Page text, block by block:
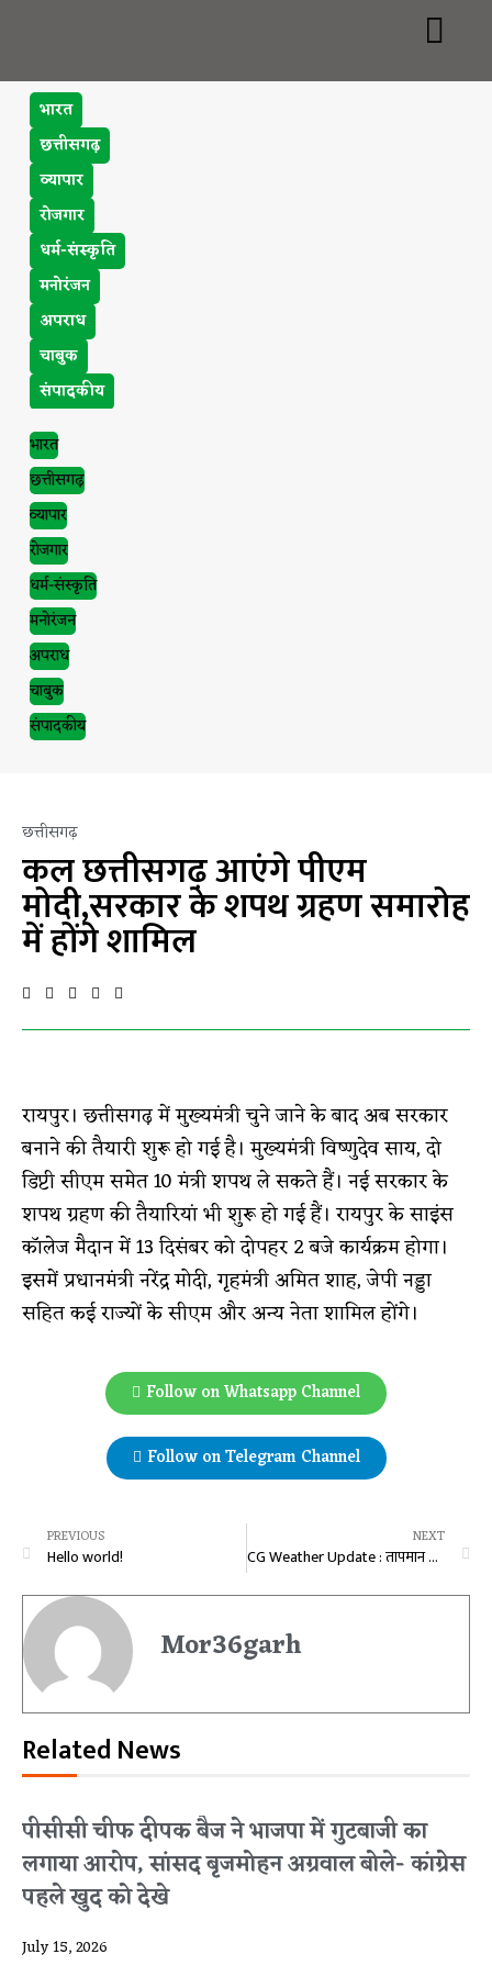
भारत
छत्तीसगढ़
व्यापार
रोजगार
धर्म-संस्कृति
मनोरंजन
अपराध
चाबुक
संपादकीय
भारत
छत्तीसगढ़
व्यापार
रोजगार
धर्म-संस्कृति
मनोरंजन
अपराध
चाबुक
संपादकीय
छत्तीसगढ़
कल छत्तीसगढ़ आएंगे पीएम
मोदी,सरकार के शपथ ग्रहण समारोह
में होंगे शामिल
रायपुर। छत्तीसगढ़ में मुख्यमंत्री चुने जाने के बाद अब सरकार
बनाने की तैयारी शुरू हो गई है। मुख्यमंत्री विष्णुदेव साय, दो
डिप्टी सीएम समेत 10 मंत्री शपथ ले सकते हैं। नई सरकार के
शपथ ग्रहण की तैयारियां भी शुरू हो गई हैं। रायपुर के साइंस
कॉलेज मैदान में 13 दिसंबर को दोपहर 2 बजे कार्यक्रम होगा।
इसमें प्रधानमंत्री नरेंद्र मोदी, गृहमंत्री अमित शाह, जेपी नड्डा
सहित कई राज्यों के सीएम और अन्य नेता शामिल होंगे।
Follow on Whatsapp Channel
Follow on Telegram Channel
PREVIOUS
Hello world!
NEXT
CG Weather Update : तापमान गिरने से प्रदेश में बढ़ी ठिठुरन, इस जिले में 7 डिग्री रहा न्यूनतम तापमान, जानें राजधानी का हाल
Mor36garh
Related News
पीसीसी चीफ दीपक बैज ने भाजपा में गुटबाजी का
लगाया आरोप, सांसद बृजमोहन अग्रवाल बोले- कांग्रेस
पहले खुद को देखे
July 15, 2026